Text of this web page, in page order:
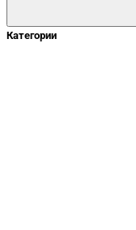
Категории